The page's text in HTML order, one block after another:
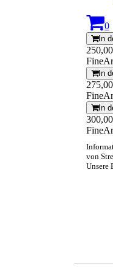
0
In
In
In
von
Unsere